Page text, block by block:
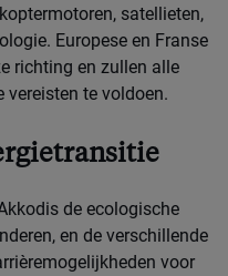
satellieten,
Europese en Franse
richting en zullen alle
te voldoen.
de ecologische
en de verschillende
voor